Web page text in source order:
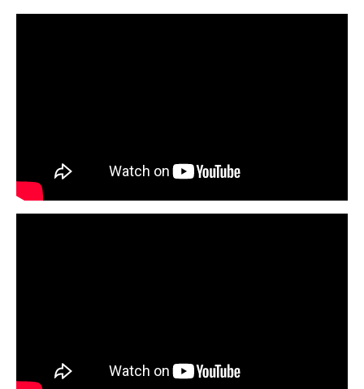
Hírlevél
Világkörüli